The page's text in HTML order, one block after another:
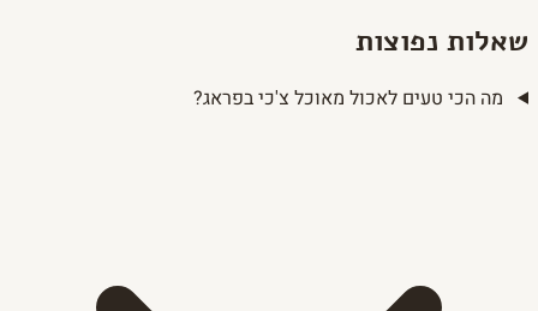
שאלות נפוצות
מה הכי טעים לאכול מאוכל צ'כי בפראג?